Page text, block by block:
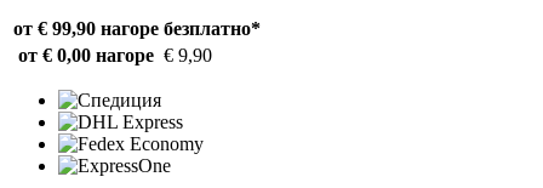
от € 99,90 нагоре безплатно*
от € 0,00 нагоре € 9,90